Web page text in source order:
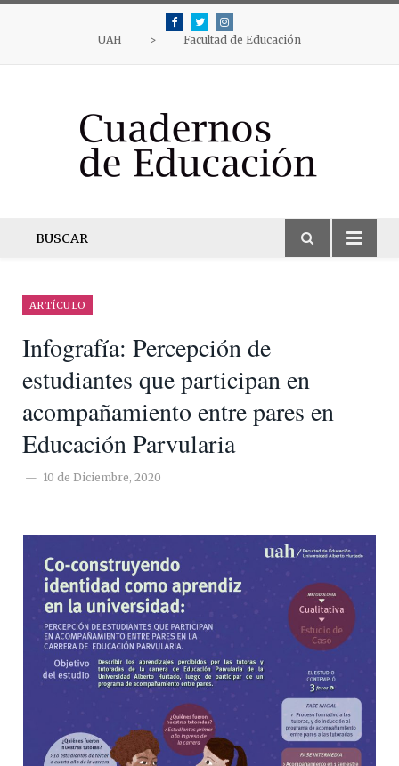
FacebookTwitterInstagram
UAH > Facultad de Educación
BUSCAR
ARTÍCULO
Infografía: Percepción de
estudiantes que participan en
acompañamiento entre pares en
Educación Parvularia
10 de Diciembre, 2020